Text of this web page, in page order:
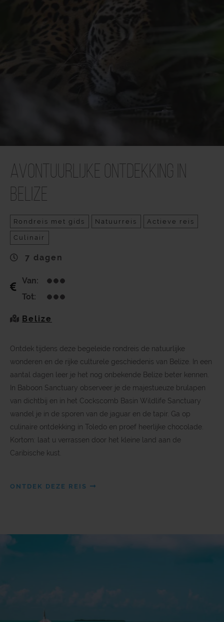
Avontuurlijke ontdekking in
Belize
Rondreis met gids Natuurreis Actieve reis
Culinair
7 dagen
Van:
Tot:
Belize
Ontdek tijdens deze begeleide rondreis de natuurlijke
wonderen en de rijke culturele geschiedenis van Belize. In een
aantal dagen leer je het nog onbekende Belize beter kennen.
In Baboon Sanctuary observeer je de majestueuze brulapen
van dichtbij en in het Cockscomb Basin Wildlife Sanctuary
wandel je in de sporen van de jaguar en de tapir. Ga op
culinaire ontdekking in Toledo en proef heerlijke chocolade.
Kortom: laat u verrassen door het kleine land aan de
Caribische kust.
ONTDEK DEZE REIS